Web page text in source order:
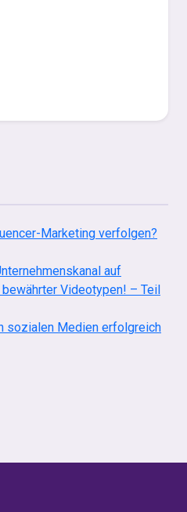
Marketing verfolgen?
auf
Videotypen! – Teil
sozialen Medien erfolgreich